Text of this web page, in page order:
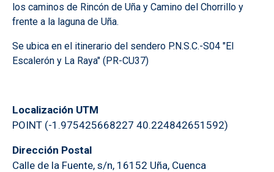
los caminos de Rincón de Uña y Camino del Chorrillo y
frente a la laguna de Uña.
Se ubica en el itinerario del sendero P.N.S.C.-S04 "El
Escalerón y La Raya" (PR-CU37)
Localización UTM
POINT (-1.975425668227 40.224842651592)
Dirección Postal
Calle de la Fuente, s/n, 16152 Uña, Cuenca